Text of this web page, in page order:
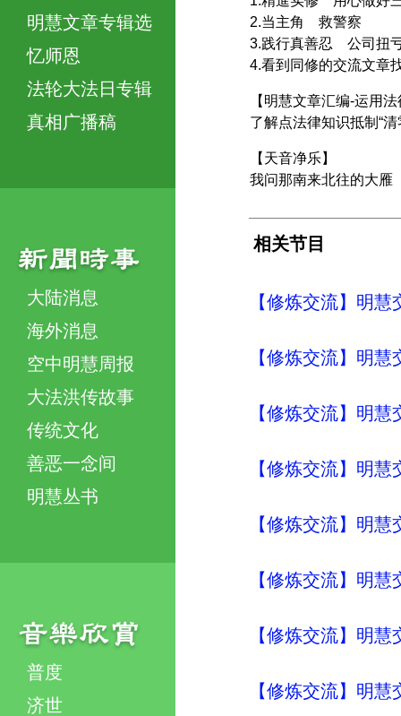
明慧文章专辑选
忆师恩
法轮大法日专辑
真相广播稿
大陆消息
海外消息
空中明慧周报
大法洪传故事
传统文化
善恶一念间
明慧丛书
普度
济世
2.当主角 救警察
3.践行真善忍 公司扭
4.看到同修的交流文章
【明慧文章汇编-运用
了解点法律知识抵制“清
【天音净乐】
我问那南来北往的大雁
相关节目
【修炼交流】明
【修炼交流】明
【修炼交流】明
【修炼交流】明
【修炼交流】明
【修炼交流】明
【修炼交流】明
【修炼交流】明